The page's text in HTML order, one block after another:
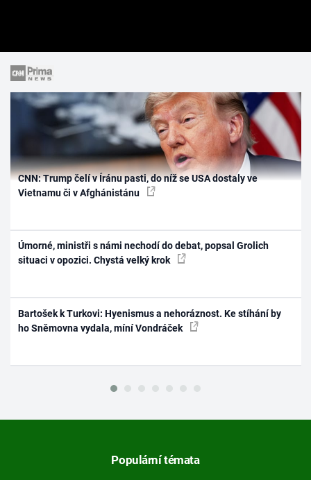
CNN: Trump čelí v Íránu pasti, do níž se USA dostaly ve
Vietnamu či v Afghánistánu
Úmorné, ministři s námi nechodí do debat, popsal Grolich
situaci v opozici. Chystá velký krok
Bartošek k Turkovi: Hyenismus a nehoráznost. Ke stíhání by
ho Sněmovna vydala, míní Vondráček
Populární témata